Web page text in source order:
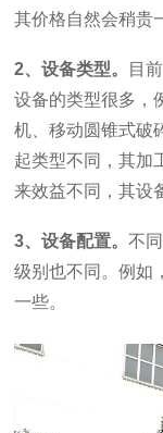
其价格自然会稍贵
2、设备类型。
目
设备的类型很多，
机、移动圆锥式破
起类型不同，其加
来效益不同，其设
3、设备配置。不
级别也不同。例如
一些。